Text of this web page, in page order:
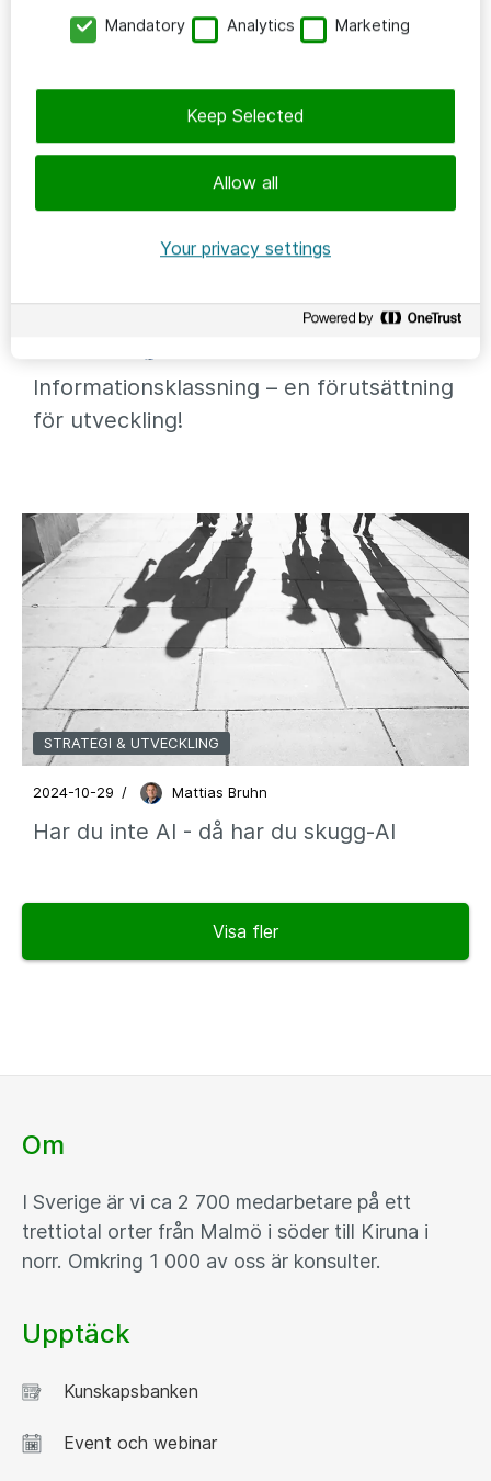
Informationsklassning – en förutsättning
för utveckling!
STRATEGI & UTVECKLING
2024-10-29 / Mattias Bruhn
Har du inte AI - då har du skugg-AI
Visa fler
Om
I Sverige är vi ca 2 700 medarbetare på ett
trettiotal orter från Malmö i söder till Kiruna i
norr. Omkring 1 000 av oss är konsulter.
Upptäck
Kunskapsbanken
Event och webinar
Mandatory Analytics Marketing
Allow all
Keep Selected
Your privacy settings